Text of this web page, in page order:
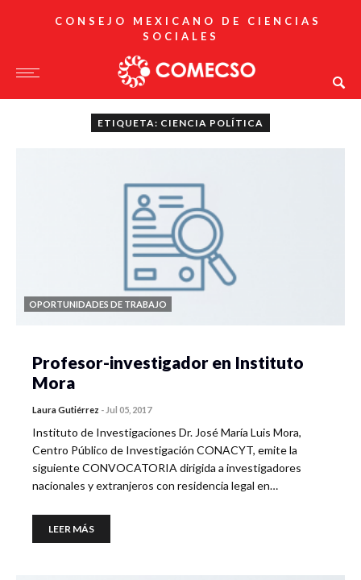
CONSEJO MEXICANO DE CIENCIAS
SOCIALES
ETIQUETA: CIENCIA POLÍTICA
OPORTUNIDADES DE TRABAJO
Profesor-investigador en Instituto
Mora
Laura Gutiérrez - Jul 05, 2017
Instituto de Investigaciones Dr. José María Luis Mora,
Centro Público de Investigación CONACYT, emite la
siguiente CONVOCATORIA dirigida a investigadores
nacionales y extranjeros con residencia legal en…
LEER MÁS